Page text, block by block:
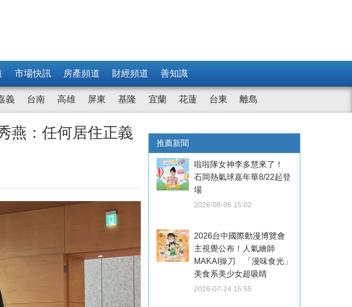
市場快訊 房產頻道 財經頻道 善知識
義 台南 高雄 屏東 基隆 宜蘭 花蓮 台東 離島
燕：任何居住正義
推薦新聞
啦啦隊女神李多慧來了！
石岡熱氣球嘉年華8/22起登
場
2026-08-06 15:02
2026台中國際動漫博覽會
主視覺公布！人氣繪師
MAKAI操刀 「漫味食光」
美食系美少女超吸睛
2026-07-24 15:55